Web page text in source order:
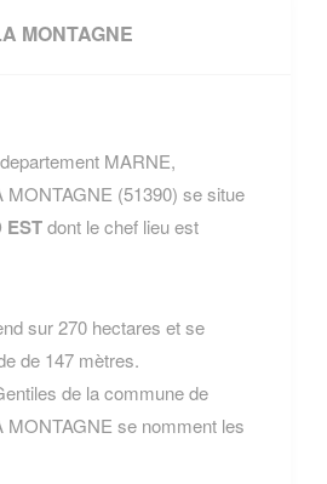
MONTAGNE
MARNE,
(51390) se situe
ESTdont le chef lieu est
sur 270 hectares et se
de 147 mètres.
de la commune de
se nomment les